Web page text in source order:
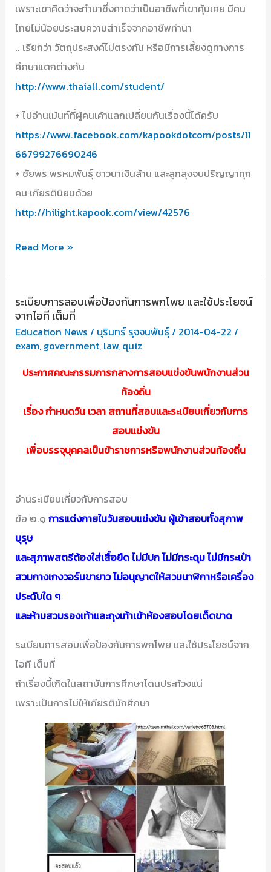
เพราะเขาคิดว่าจะทำนาซึ่งคาดว่าเป็นอาชีพที่เขาคุ้นเคย มีคน
ไทยไม่น้อยประสบความสำเร็จจากอาชีพทำนา
.. เรียกว่า วัตถุประสงค์ไม่ตรงกัน หรือมีการเลี้ยงดูทางการ
ศึกษาแตกต่างกัน
http://www.thaiall.com/student/
+ ไปอ่านเม้นท์ที่ผู้คนเค้าแลกเปลี่ยนกันเรื่องนี้ได้ครับ
https://www.facebook.com/kapookdotcom/posts/11
66799276690246
+ ชัยพร พรหมพันธุ์ ชาวนาเงินล้าน และลูกลุงจบปริญญาทุก
คน เกียรตินิยมด้วย
http://hilight.kapook.com/view/42576
ขอ
นา
แทน
ทำ
ข้อสอบ
Read More »
ระเบียบการสอบเพื่อป้องกันการพกโพย และใช้ประโยชน์
จากไอที เต็มที่
Education News / บุรินทร์ รุจจนพันธุ์/ 2014-04-22/
exam, government, law, quiz
ประกาศคณะกรรมการกลางการสอบแข่งขันพนักงานส่วน
ท้องถิ่น
เรื่อง กำหนดวัน เวลา สถานที่สอบและระเบียบเกี่ยวกับการ
สอบแข่งขัน
เพื่อบรรจุบุคคลเป็นข้าราชการหรือพนักงานส่วนท้องถิ่น
อ่านระเบียบเกี่ยวกับการสอบ
ข้อ ๒.๑การแต่งกายในวันสอบแข่งขัน ผู้เข้าสอบทั้งสุภาพ
บุรุษ
และสุภาพสตรีต้องใส่เสื้อยืด ไม่มีปก ไม่มีกระดุม ไม่มีกระเป๋า
สวมกางเกงวอร์มขายาว ไม่อนุญาตให้สวมนาฬิกาหรือเครื่อง
ประดับใด ๆ
และห้ามสวมรองเท้าและถุงเท้าเข้าห้องสอบโดยเด็ดขาด
ระเบียบการสอบเพื่อป้องกันการพกโพย และใช้ประโยชน์จาก
ไอที เต็มที่
ถ้าเรื่องนี้เกิดในสถาบันการศึกษาโดนประท้วงแน่
เพราะเป็นการไม่ให้เกียรตินักศึกษา